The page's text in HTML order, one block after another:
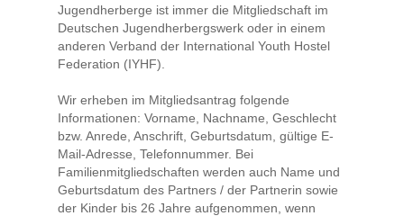
Jugendherberge ist immer die Mitgliedschaft im
Deutschen Jugendherbergswerk oder in einem
anderen Verband der International Youth Hostel
Federation (IYHF).
Wir erheben im Mitgliedsantrag folgende
Informationen: Vorname, Nachname, Geschlecht
bzw. Anrede, Anschrift, Geburtsdatum, gültige E-
Mail-Adresse, Telefonnummer. Bei
Familienmitgliedschaften werden auch Name und
Geburtsdatum des Partners / der Partnerin sowie
der Kinder bis 26 Jahre aufgenommen, wenn